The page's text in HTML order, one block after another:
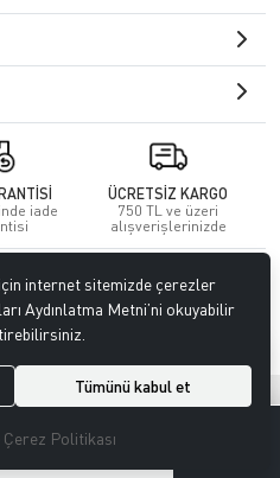
iade
ÜCRETSİZ KARGO
750 TL ve üzeri
alışverişlerinizde
hakları saklıdır.
Sistemleri ile Hazırlanmıştır.
internet sitemizde çerezler
Aydınlatma Metni’ni okuyabilir
Tümünü kabul et
Politikası